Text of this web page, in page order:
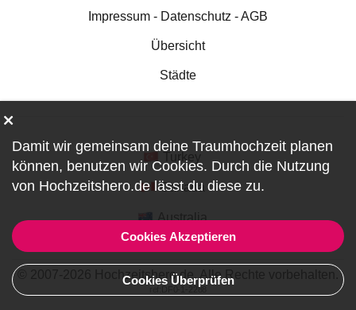
Impressum - Datenschutz - AGB
Übersicht
Städte
Canada
Australia
© 2007-2026 Hochzeitshero.de. Alle Rechte vorbehalten.
ref:DF0-1-2288
Damit wir gemeinsam deine Traumhochzeit planen
können, benutzen wir Cookies. Durch die Nutzung
von Hochzeitshero.de lässt du diese zu.
Cookies Akzeptieren
Cookies Überprüfen